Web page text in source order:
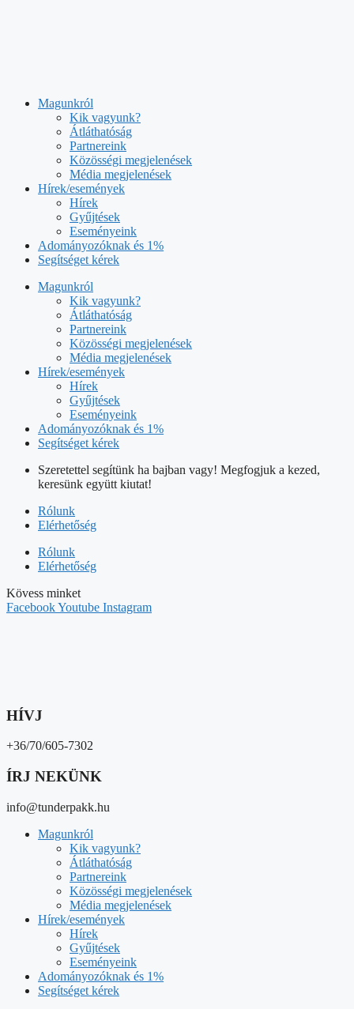
Magunkról
Kik vagyunk?
Átláthatóság
Partnereink
Közösségi megjelenések
Média megjelenések
Hírek/események
Hírek
Gyűjtések
Eseményeink
Adományozóknak és 1%
Segítséget kérek
Magunkról
Kik vagyunk?
Átláthatóság
Partnereink
Közösségi megjelenések
Média megjelenések
Hírek/események
Hírek
Gyűjtések
Eseményeink
Adományozóknak és 1%
Segítséget kérek
Szeretettel segítünk ha bajban vagy! Megfogjuk a kezed,
keresünk együtt kiutat!
Rólunk
Elérhetőség
Rólunk
Elérhetőség
Kövess minket
FacebookYoutube Instagram
HÍVJ
+36/70/605-7302
ÍRJ NEKÜNK
info@tunderpakk.hu
Magunkról
Kik vagyunk?
Átláthatóság
Partnereink
Közösségi megjelenések
Média megjelenések
Hírek/események
Hírek
Gyűjtések
Eseményeink
Adományozóknak és 1%
Segítséget kérek